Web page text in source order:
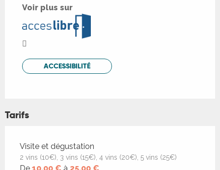
Voir plus sur
ACCESSIBILITÉ
Tarifs
Tarifs 2026
Visite et dégustation
2 vins (10€), 3 vins (15€), 4 vins (20€), 5 vins (25€)
De 10,00 € à 25,00 €